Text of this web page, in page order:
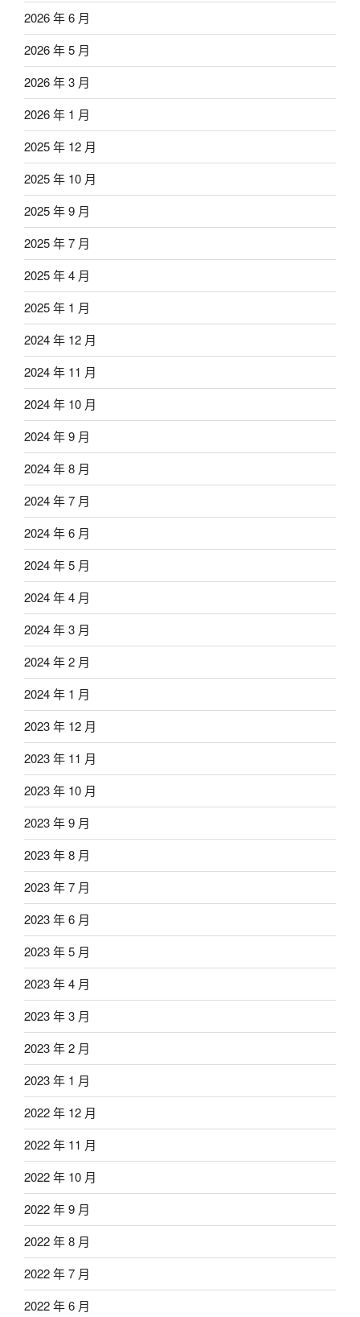
2026 年 6 月
2026 年 5 月
2026 年 3 月
2026 年 1 月
2025 年 12 月
2025 年 10 月
2025 年 9 月
2025 年 7 月
2025 年 4 月
2025 年 1 月
2024 年 12 月
2024 年 11 月
2024 年 10 月
2024 年 9 月
2024 年 8 月
2024 年 7 月
2024 年 6 月
2024 年 5 月
2024 年 4 月
2024 年 3 月
2024 年 2 月
2024 年 1 月
2023 年 12 月
2023 年 11 月
2023 年 10 月
2023 年 9 月
2023 年 8 月
2023 年 7 月
2023 年 6 月
2023 年 5 月
2023 年 4 月
2023 年 3 月
2023 年 2 月
2023 年 1 月
2022 年 12 月
2022 年 11 月
2022 年 10 月
2022 年 9 月
2022 年 8 月
2022 年 7 月
2022 年 6 月